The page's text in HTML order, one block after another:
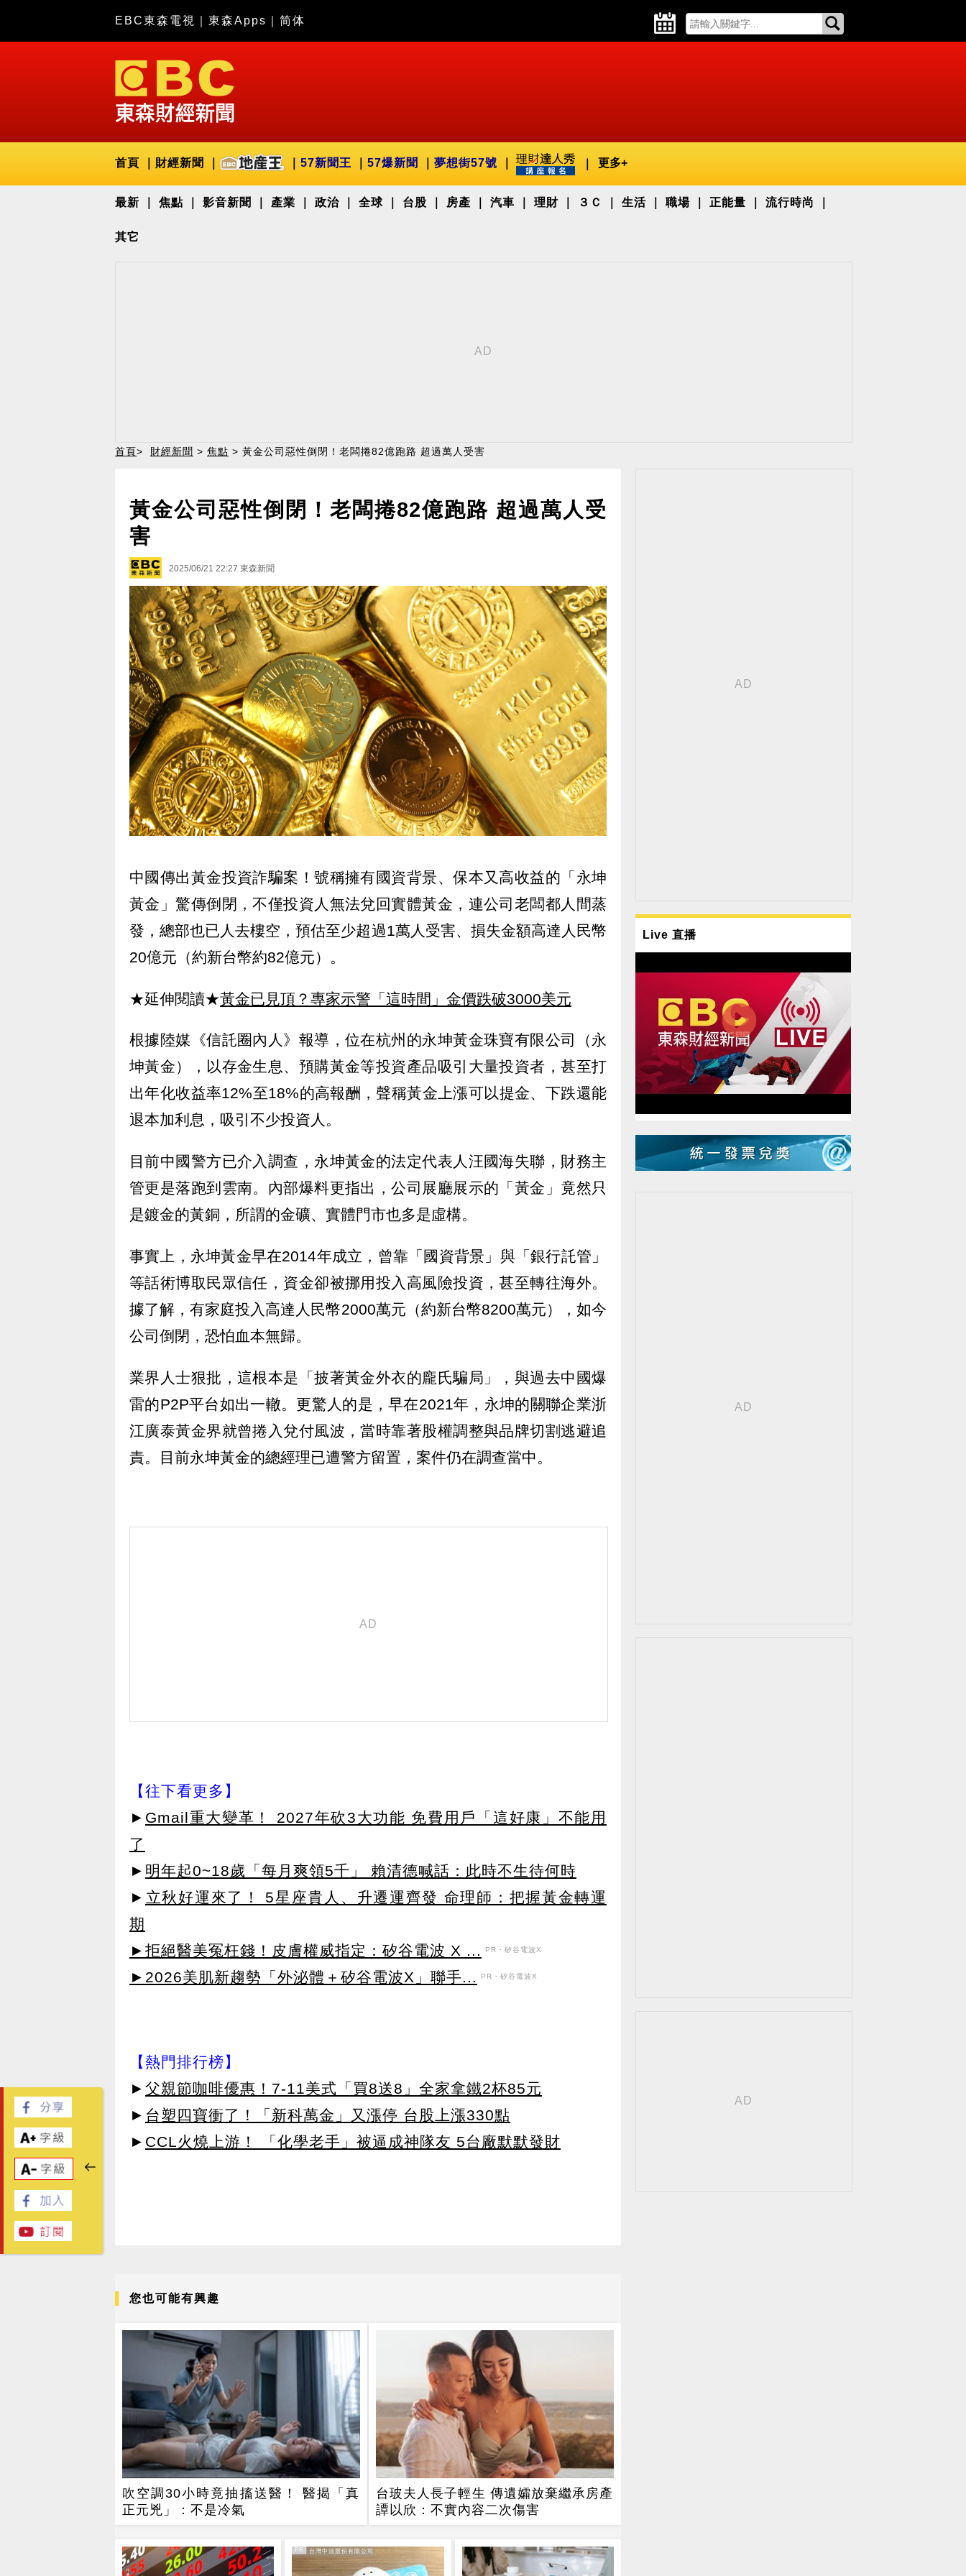
EBC東森電視 東森Apps 简体
首頁 財經新聞 57新聞王 57爆新聞 夢想街57號 更多+
最新 焦點 影音新聞 產業 政治 全球 台股 房產 汽車 理財 ３Ｃ 生活 職場 正能量 流行時尚
其它
首頁> 財經新聞 > 焦點 > 黃金公司惡性倒閉！老闆捲82億跑路 超過萬人受害
黃金公司惡性倒閉！老闆捲82億跑路 超過萬人受
害
2025/06/21 22:27 東森新聞
中國傳出黃金投資詐騙案！號稱擁有國資背景、保本又高收益的「永坤
黃金」驚傳倒閉，不僅投資人無法兌回實體黃金，連公司老闆都人間蒸
發，總部也已人去樓空，預估至少超過1萬人受害、損失金額高達人民幣
20億元（約新台幣約82億元）。
★延伸閱讀★黃金已見頂？專家示警「這時間」金價跌破3000美元
根據陸媒《信託圈內人》報導，位在杭州的永坤黃金珠寶有限公司（永
坤黃金），以存金生息、預購黃金等投資產品吸引大量投資者，甚至打
出年化收益率12%至18%的高報酬，聲稱黃金上漲可以提金、下跌還能
退本加利息，吸引不少投資人。
目前中國警方已介入調查，永坤黃金的法定代表人汪國海失聯，財務主
管更是落跑到雲南。內部爆料更指出，公司展廳展示的「黃金」竟然只
是鍍金的黃銅，所謂的金礦、實體門市也多是虛構。
事實上，永坤黃金早在2014年成立，曾靠「國資背景」與「銀行託管」
等話術博取民眾信任，資金卻被挪用投入高風險投資，甚至轉往海外。
據了解，有家庭投入高達人民幣2000萬元（約新台幣8200萬元），如今
公司倒閉，恐怕血本無歸。
業界人士狠批，這根本是「披著黃金外衣的龐氏騙局」，與過去中國爆
雷的P2P平台如出一轍。更驚人的是，早在2021年，永坤的關聯企業浙
江廣泰黃金界就曾捲入兌付風波，當時靠著股權調整與品牌切割逃避追
責。目前永坤黃金的總經理已遭警方留置，案件仍在調查當中。
【往下看更多】
► Gmail重大變革！ 2027年砍3大功能 免費用戶「這好康」不能用
了
► 明年起0~18歲「每月爽領5千」 賴清德喊話：此時不生待何時
► 立秋好運來了！ 5星座貴人、升遷運齊發 命理師：把握黃金轉運
期
►拒絕醫美冤枉錢！皮膚權威指定：矽谷電波 X ...
PR・矽谷電波X
►2026美肌新趨勢「外泌體＋矽谷電波X」聯手... PR・矽谷電波X
【熱門排行榜】
► 父親節咖啡優惠！7-11美式「買8送8」全家拿鐵2杯85元
► 台塑四寶衝了！「新科萬金」又漲停 台股上漲330點
► CCL火燒上游！ 「化學老手」被逼成神隊友 5台廠默默發財
您也可能有興趣
吹空調30小時竟抽搐送醫！ 醫揭「真
正元兇」：不是冷氣
台玻夫人長子輕生 傳遺孀放棄繼承房產
譚以欣：不實內容二次傷害
PR
PR・台灣中油股份有限公司
Live 直播